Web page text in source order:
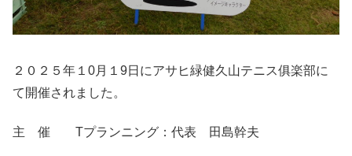
２０２５年１0月１9日にアサヒ緑健久山テニス俱楽部に
て開催されました。
主 催 Tプランニング：代表 田島幹夫